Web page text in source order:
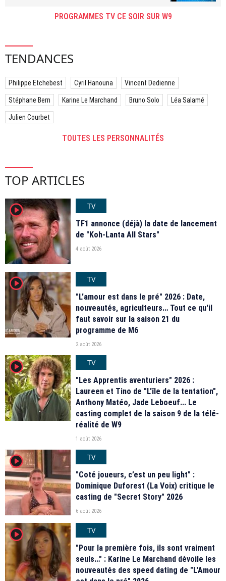
PROGRAMMES TV CE SOIR SUR W9
TENDANCES
Philippe Etchebest Cyril Hanouna Vincent Dedienne
Stéphane Bern Karine Le Marchand Bruno Solo Léa Salamé
Julien Courbet
TOUTES LES PERSONNALITÉS
TOP ARTICLES
player2
TV
TF1 annonce (déjà) la date de lancement
de "Koh-Lanta All Stars"
4 août 2026
player2
TV
"L'amour est dans le pré" 2026 : Date,
nouveautés, agriculteurs… Tout ce qu'il
faut savoir sur la saison 21 du
programme de M6
2 août 2026
player2
TV
"Les Apprentis aventuriers" 2026 :
Laureen et Tino de "L'île de la tentation",
Anthony Matéo, Jade Leboeuf... Le
casting complet de la saison 9 de la télé-
réalité de W9
1 août 2026
player2
TV
"Coté joueurs, c’est un peu light" :
Dominique Duforest (La Voix) critique le
casting de "Secret Story" 2026
6 août 2026
player2
TV
"Pour la première fois, ils sont vraiment
seuls…" : Karine Le Marchand dévoile les
nouveautés des speed dating de "L'Amour